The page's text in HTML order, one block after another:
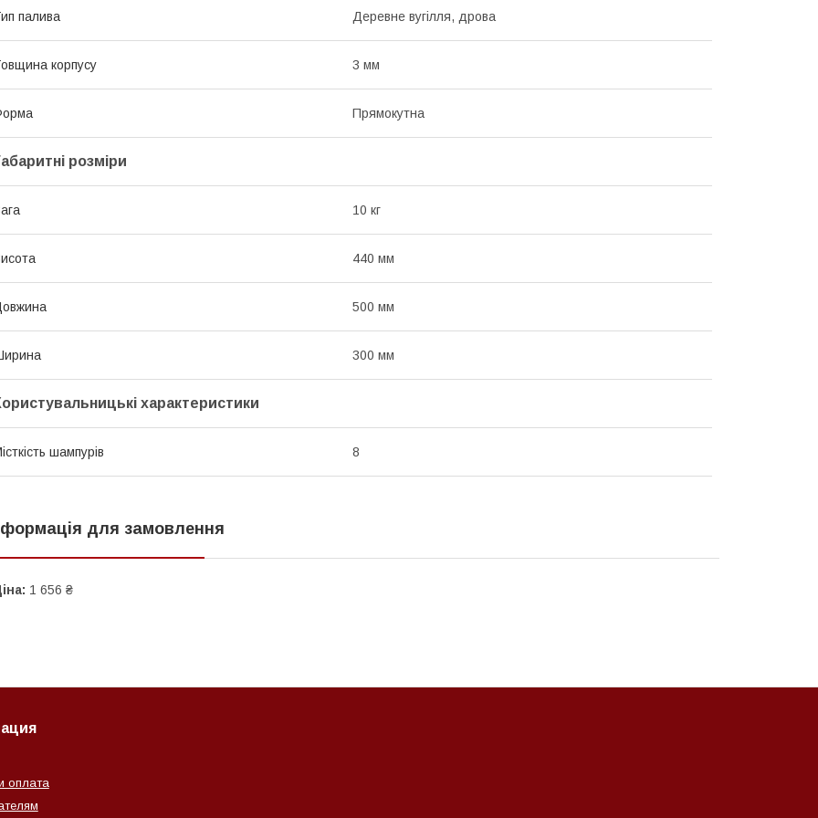
палива Деревне вугілля, дрова
корпусу 3 мм
Прямокутна
розміри
10 кг
440 мм
500 мм
300 мм
характеристики
шампурів 8
для замовлення
1 656 ₴
оплата